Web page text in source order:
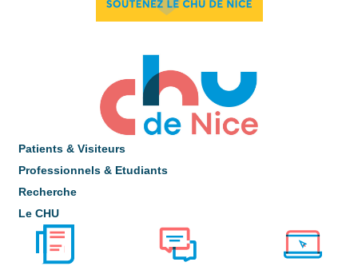
Patients & Visiteurs
Professionnels & Etudiants
Recherche
Le CHU